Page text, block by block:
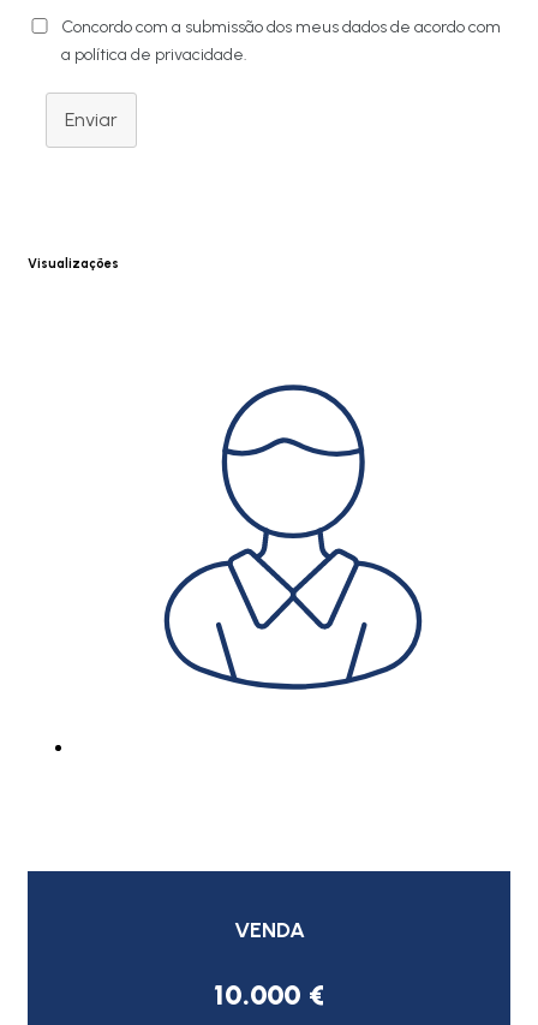
Concordo com a submissão dos meus dados de acordo com
a política de privacidade.
Enviar
Visualizações
VENDA
10.000 €